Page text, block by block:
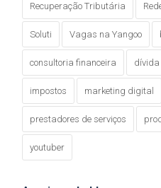
Recuperação Tributária
Soluti Vagas na Yangoo
consultoria financeira
impostos marketing digital
prestadores de serviços
youtuber